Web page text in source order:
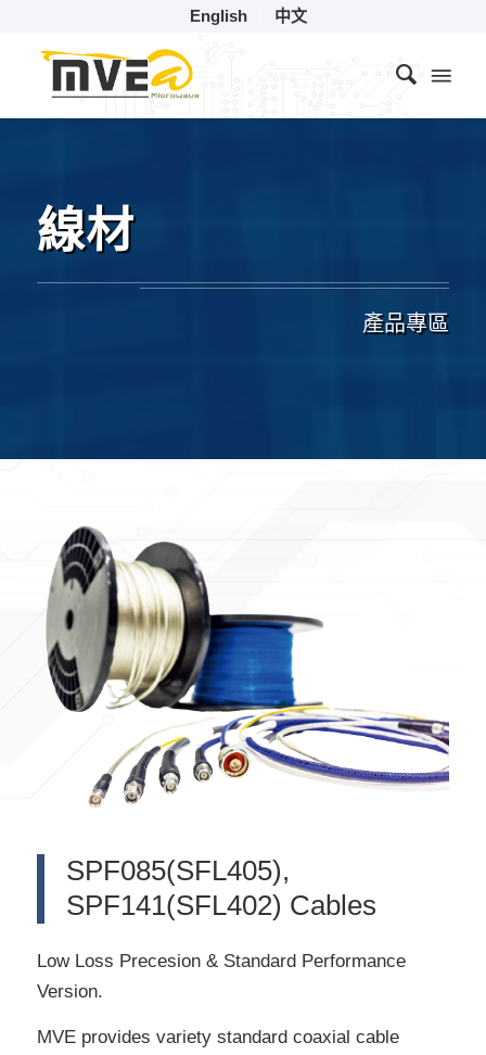
English 中文
線材
產品專區
SPF085(SFL405),
SPF141(SFL402) Cables
Low Loss Precesion & Standard Performance
Version.
MVE provides variety standard coaxial cable